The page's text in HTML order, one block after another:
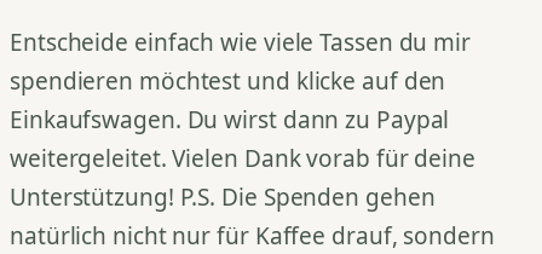
Entscheide einfach wie viele Tassen du mir
spendieren möchtest und klicke auf den
Einkaufswagen. Du wirst dann zu Paypal
weitergeleitet. Vielen Dank vorab für deine
Unterstützung! P.S. Die Spenden gehen
natürlich nicht nur für Kaffee drauf, sondern